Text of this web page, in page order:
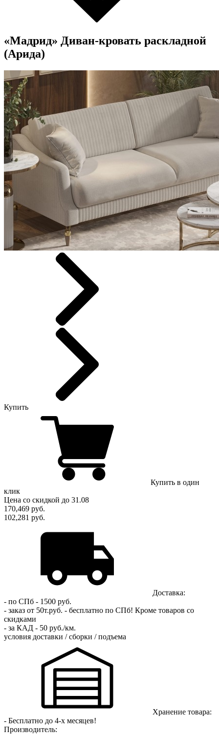
«Мадрид» Диван-кровать раскладной
(Арида)
Купить
Купить в один
клик
Цена со скидкой до 31.08
170,469 руб.
102,281 руб.
Доставка:
- по СПб - 1500 руб.
- заказ от 50т.руб. - бесплатно по СПб! Кроме товаров со
скидками
- за КАД - 50 руб./км.
условия доставки / сборки / подъема
Хранение товара:
- Бесплатно до 4-х месяцев!
Производитель: